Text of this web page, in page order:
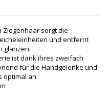
Ziegenhaar sorgt die
und entfernt
glänzen.
ist dank ihres zweifach
für die Handgelenke und
optimal an.